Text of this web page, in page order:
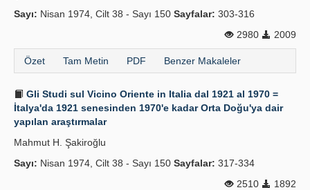
Sayı: Nisan 1974, Cilt 38 - Sayı 150 Sayfalar: 303-316
2980
2009
Özet Tam Metin PDF Benzer Makaleler
Gli Studi sul Vicino Oriente in Italia dal 1921 al 1970 =
İtalya'da 1921 senesinden 1970'e kadar Orta Doğu'ya dair
yapılan araştırmalar
Mahmut H. Şakiroğlu
Sayı: Nisan 1974, Cilt 38 - Sayı 150 Sayfalar: 317-334
2510
1892